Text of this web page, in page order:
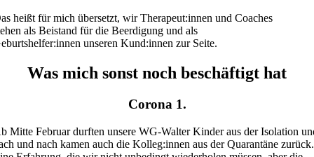
heißt für mich übersetzt, wir Therapeut:innen und Coaches
als Beistand für die Beerdigung und als
unseren Kund:innen zur Seite.
Was mich sonst noch beschäftigt hat
Corona 1.
Mitte Februar durften unsere WG-Walter Kinder aus der Isolation
und nach kamen auch die Kolleg:innen aus der Quarantäne zurück.